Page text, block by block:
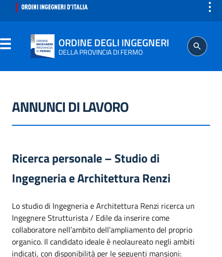
⋮
ORDINE DEGLI INGEGNERI
DELLA PROVINCIA DI FERMO
SEGRETERIA
ANNUNCI DI LAVORO
Ricerca personale – Studio di
Ingegneria e Architettura Renzi
Lo studio di Ingegneria e Architettura Renzi ricerca un
Ingegnere Strutturista / Edile da inserire come
collaboratore nell’ambito dell’ampliamento del proprio
organico. Il candidato ideale è neolaureato negli ambiti
indicati, con disponibilità per le seguenti mansioni: